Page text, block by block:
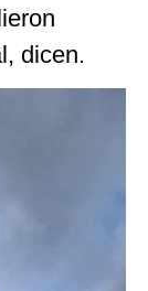
dicen.